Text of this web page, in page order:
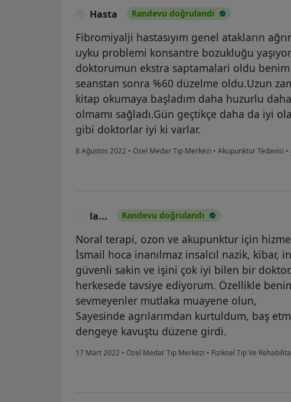
Hasta Randevu doğrulandı
Fibromiyalji hastasıyım genel atakların
uyku problemi konsantre bozukluğu
doktorumun ekstra saptamalari oldu
seanstan sonra %60 düzelme oldu.Uzun
kitap okumaya başladım daha huzurlu
olmamı sağladı.Gün geçtikçe daha da iyi
gibi doktorlar iyi ki varlar.
8 Ağustos 2022 • Özel Medar Tıp Merkezi • Akupunktur Tedavisi •
la... Randevu doğrulandı
Noral terapi, ozon ve akupunktur için
İsmail hoca inanılmaz insalcıl nazik, kibar,
güvenli sakin ve işini çok iyi bilen bir
herkesede tavsiye ediyorum. Özellikle
sevmeyenler mutlaka muayene olun,
Sayesinde agrılarımdan kurtuldum, baş
dengeye kavuştu düzene girdi.
17 Mart 2022 • Özel Medar Tıp Merkezi • Fiziksel Tıp Ve